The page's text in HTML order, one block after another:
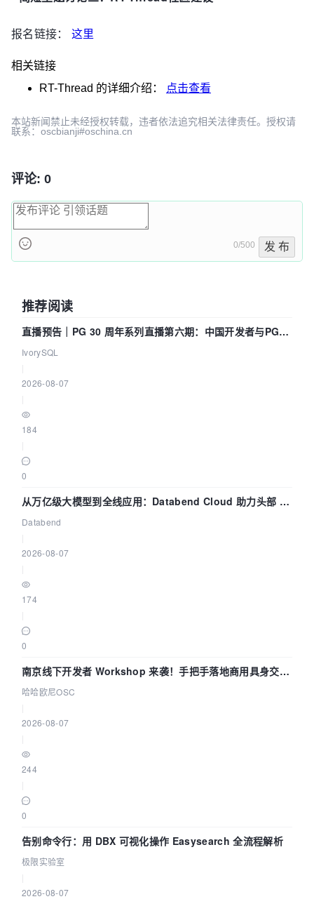
报名链接： 这里
相关链接
RT-Thread 的详细介绍： 点击查看
本站新闻禁止未经授权转载，违者依法追究相关法律责任。授权请
联系：oscbianji#oschina.cn
评论: 0
0/500 发 布
推荐阅读
直播预告｜PG 30 周年系列直播第六期：中国开发者与PG内
核——我们改得动吗？我们贡献了什么？
IvorySQL
2026-08-07
184
0
从万亿级大模型到全线应用：Databend Cloud 助力头部 AI
企业构建全链路 Trace 数据管道
Databend
2026-08-07
174
0
南京线下开发者 Workshop 来袭！手把手落地商用具身交互
智能 Agent 应用
哈哈欧尼OSC
2026-08-07
244
0
告别命令行：用 DBX 可视化操作 Easysearch 全流程解析
极限实验室
2026-08-07